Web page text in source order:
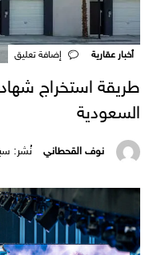
أخبار عقارية
طريقة استخراج
السعودية
نوف القحطاني نُشر: سبتمبر 8, 2025 | تم